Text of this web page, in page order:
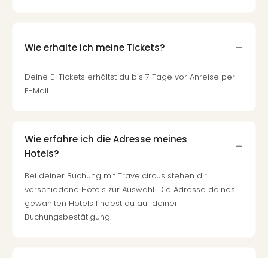
Wie erhalte ich meine Tickets?
Deine E-Tickets erhältst du bis 7 Tage vor Anreise per
E-Mail.
Wie erfahre ich die Adresse meines
Hotels?
Bei deiner Buchung mit Travelcircus stehen dir
verschiedene Hotels zur Auswahl. Die Adresse deines
gewählten Hotels findest du auf deiner
Buchungsbestätigung.